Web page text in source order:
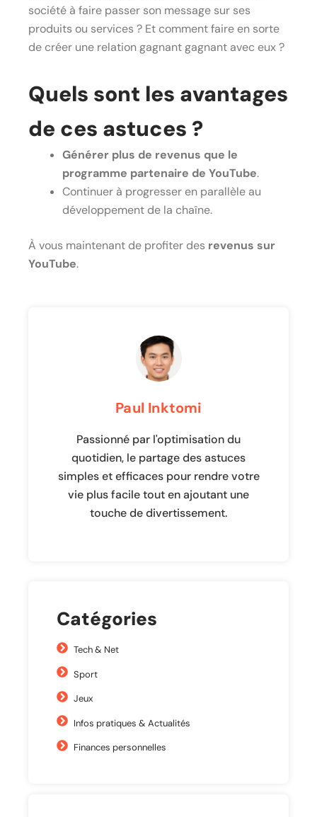
société à faire passer son message sur ses
produits ou services ? Et comment faire en sorte
de créer une relation gagnant gagnant avec eux ?
Quels sont les avantages
de ces astuces ?
Générer plus de revenus que le
programme partenaire de YouTube.
Continuer à progresser en parallèle au
développement de la chaîne.
À vous maintenant de profiter des revenus sur
YouTube.
Paul Inktomi
Passionné par l'optimisation du
quotidien, le partage des astuces
simples et efficaces pour rendre votre
vie plus facile tout en ajoutant une
touche de divertissement.
Catégories
Tech & Net
Sport
Jeux
Infos pratiques & Actualités
Finances personnelles